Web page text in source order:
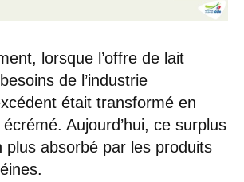
lorsque l’offre de lait
de l’industrie
était transformé en
Aujourd’hui, ce surplus
plus absorbé par les produits